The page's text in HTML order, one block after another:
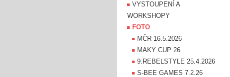
VYSTOUPENÍ A
WORKSHOPY
FOTO
MČR 16.5.2026
MAKY CUP 26
9.REBELSTYLE 25.4.2026
S-BEE GAMES 7.2.26